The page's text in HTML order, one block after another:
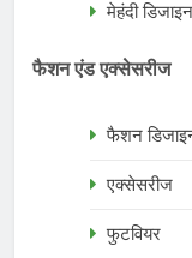
मेहंदी डिजाइन
फैशन एंड एक्सेसरीज
फैशन
एक्सेसरीज
फुटवियर